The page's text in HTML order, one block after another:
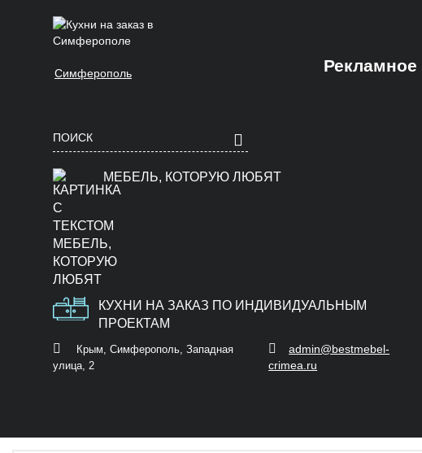
Рекламное
Симферополь
АлуштаЕвпатория
МЕБЕЛЬ, КОТОРУЮ ЛЮБЯТ
КУХНИ НА ЗАКАЗ ПО ИНДИВИДУАЛЬНЫМ
ПРОЕКТАМ
Крым, Симферополь, Западная
улица, 2
admin@bestmebel-
crimea.ru